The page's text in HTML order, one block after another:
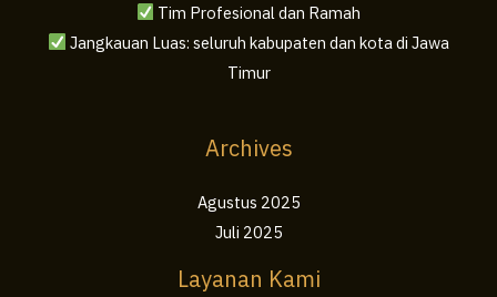
Tim Profesional dan Ramah
Jangkauan Luas: seluruh kabupaten dan kota di Jawa
Timur
Archives
Agustus 2025
Juli 2025
Layanan Kami